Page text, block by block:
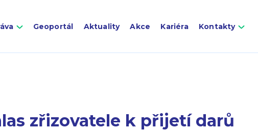
Geoportál Aktuality Akce Kariéra Kontakty
zřizovatele k přijetí darů